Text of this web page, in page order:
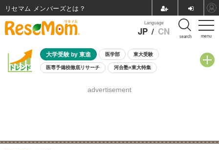
menu
Language
JP / CN search
大学受験 by 東進 医学部 東大受験
医専予備校徹底リサーチ 河合塾×東大特集
8月開催学校説明会・相談会
advertisement
リセマム メンバーズ